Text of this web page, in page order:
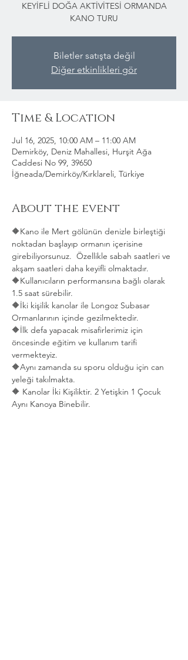
KEYİFLİ DOĞA AKTİVİTESİ ORMANDA
KANO TURU
Biletler satışta değil
Diğer etkinlikleri gör
Time & Location
Jul 16, 2025, 10:00 AM – 11:00 AM
Demirköy, Deniz Mahallesi, Hurşit Ağa
Caddesi No 99, 39650
İğneada/Demirköy/Kırklareli, Türkiye
About the event
🔶Kano ile Mert gölünün denizle birleştiği
noktadan başlayıp ormanın içerisine
girebiliyorsunuz.  Özellikle sabah saatleri ve
akşam saatleri daha keyifli olmaktadır.
🔶Kullanıcıların performansına bağlı olarak
1.5 saat sürebilir.
🔶İki kişilik kanolar ile Longoz Subasar
Ormanlarının içinde gezilmektedir.
🔶İlk defa yapacak misafirlerimiz için
öncesinde eğitim ve kullanım tarifi
vermekteyiz.
🔶Aynı zamanda su sporu olduğu için can
yeleği takılmakta.
🔶 Kanolar İki Kişiliktir. 2 Yetişkin 1 Çocuk
Aynı Kanoya Binebilir.